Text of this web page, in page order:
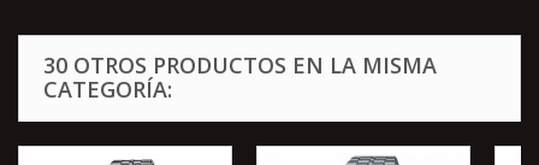
30 OTROS PRODUCTOS EN LA MISMA
CATEGORÍA: